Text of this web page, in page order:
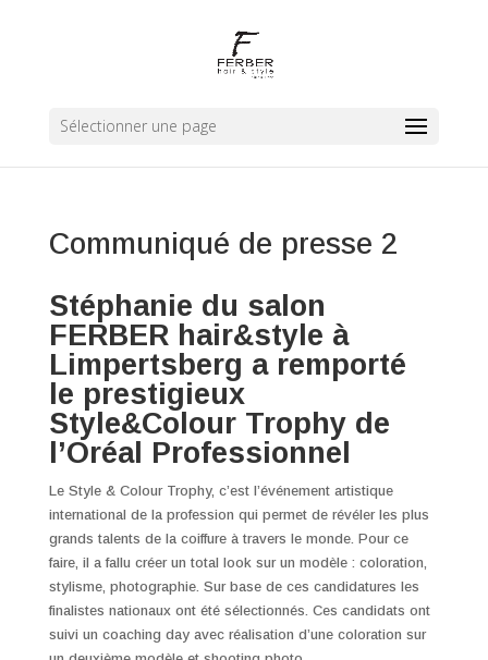
Sélectionner une page
Communiqué de presse 2
Stéphanie du salon
FERBER hair&style à
Limpertsberg a remporté
le prestigieux
Style&Colour Trophy de
l’Oréal Professionnel
Le Style & Colour Trophy, c’est l’événement artistique
international de la profession qui permet de révéler les plus
grands talents de la coiffure à travers le monde. Pour ce
faire, il a fallu créer un total look sur un modèle : coloration,
stylisme, photographie. Sur base de ces candidatures les
finalistes nationaux ont été sélectionnés. Ces candidats ont
suivi un coaching day avec réalisation d’une coloration sur